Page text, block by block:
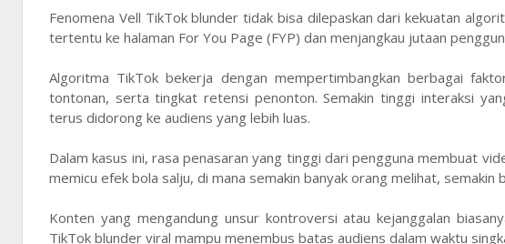
Fenomena Vell TikTok blunder tidak bisa dilepaskan dari kekuatan
tertentu ke halaman For You Page (FYP) dan menjangkau jutaan
Algoritma TikTok bekerja dengan mempertimbangkan berbagai
tontonan, serta tingkat retensi penonton. Semakin tinggi interaksi
terus didorong ke audiens yang lebih luas.
Dalam kasus ini, rasa penasaran yang tinggi dari pengguna membuat
memicu efek bola salju, di mana semakin banyak orang melihat, semakin
Konten yang mengandung unsur kontroversi atau kejanggalan
TikTok blunder viral mampu menembus batas audiens dalam waktu